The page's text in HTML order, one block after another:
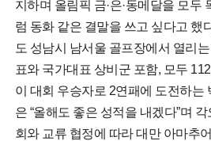
지하며 올림픽 금·은·동메달을 모두
럼 동화 같은 결말을 쓰고 싶다고 했
도 성남시 남서울 골프장에서 열리
표와 국가대표 상비군 포함, 모두
이 대회 우승자로 2연패에 도전하는
은 “올해도 좋은 성적을 내겠다”며
회와 교류 협정에 따라 대만 아마추